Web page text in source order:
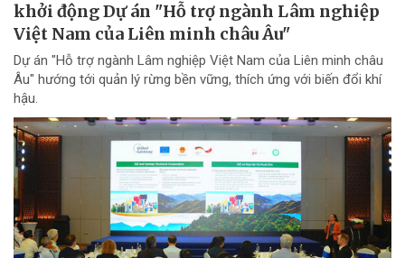
khởi động Dự án "Hỗ trợ ngành Lâm nghiệp
Việt Nam của Liên minh châu Âu"
Dự án "Hỗ trợ ngành Lâm nghiệp Việt Nam của Liên minh châu
Âu" hướng tới quản lý rừng bền vững, thích ứng với biến đổi khí
hậu.